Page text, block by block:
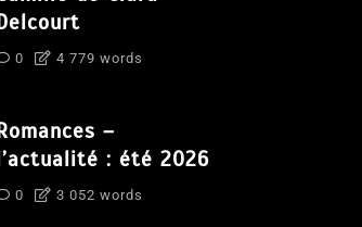
0 4 779 words
–
: été 2026
0 3 052 words